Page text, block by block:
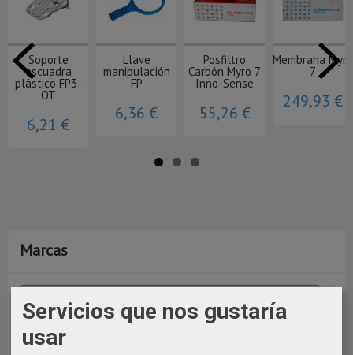
Marcas
Soporte
escuadra
plástico FP3-
OT
6,21 €
Llave
manipulación
FP
6,36 €
Posfiltro
Carbón Myro 7
Inno-Sense
55,26 €
Membrana Myro
7
249,93 €
Servicios que nos gustaría
usar